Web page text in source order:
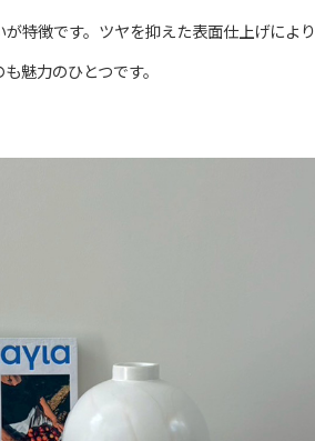
特徴です。ツヤを抑えた表面仕上げによ
魅力のひとつです。